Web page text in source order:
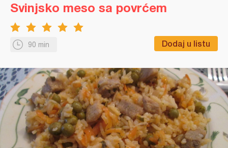
90 min Dodaj u listu
Svinjsko meso sa povrćem